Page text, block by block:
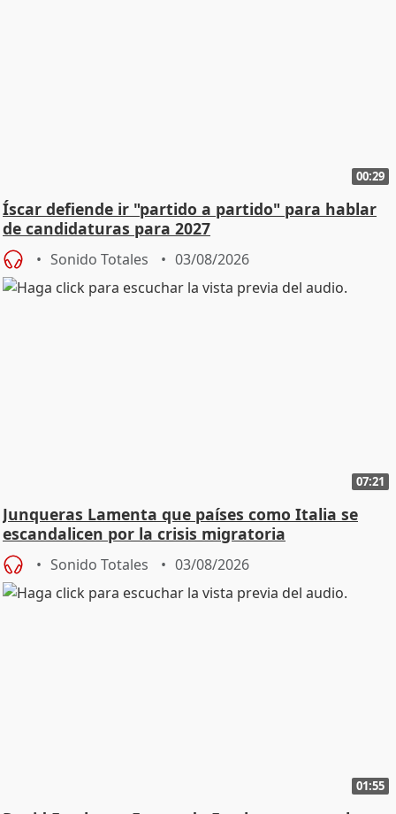
00:29
Íscar defiende ir "partido a partido" para hablar
de candidaturas para 2027
Sonido Totales 03/08/2026
07:21
Junqueras Lamenta que países como Italia se
escandalicen por la crisis migratoria
Sonido Totales 03/08/2026
01:55